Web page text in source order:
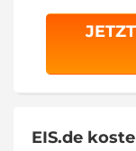
EIS.de